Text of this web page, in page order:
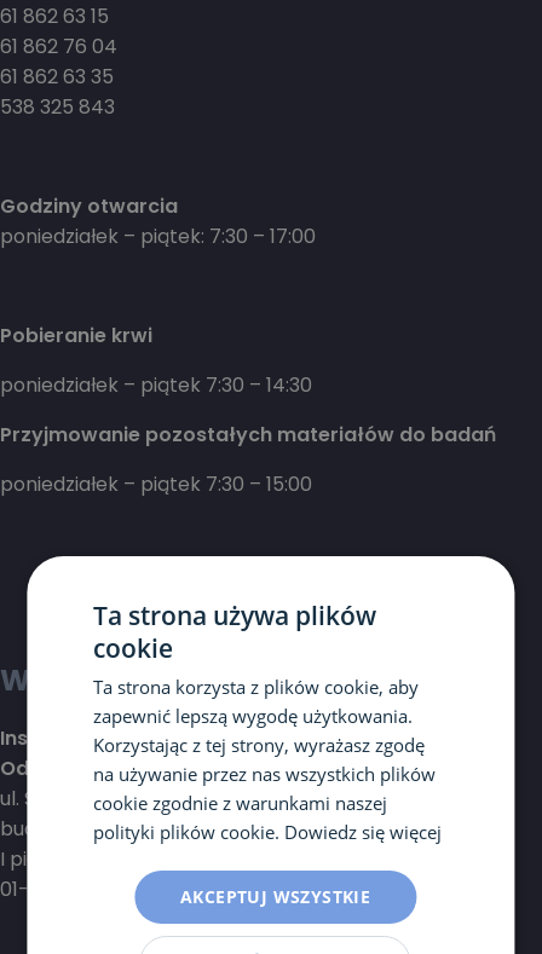
61 862 63 15
61 862 76 04
61 862 63 35
538 325 843
Godziny otwarcia
poniedziałek – piątek: 7:30 – 17:00
Pobieranie krwi
poniedziałek – piątek 7:30 – 14:30
Przyjmowanie pozostałych materiałów do badań
poniedziałek – piątek 7:30 – 15:00
Warszawa
Instytut Mikroekologii
Oddział w Warszawie (Wola)
ul. Spokojna 5
budynek MediSpace
I piętro
01-044 Warszawa Wola
Ta strona używa plików
cookie
Ta strona korzysta z plików cookie, aby
zapewnić lepszą wygodę użytkowania.
Korzystając z tej strony, wyrażasz zgodę
na używanie przez nas wszystkich plików
cookie zgodnie z warunkami naszej
polityki plików cookie. Dowiedz się więcej
AKCEPTUJ WSZYSTKIE